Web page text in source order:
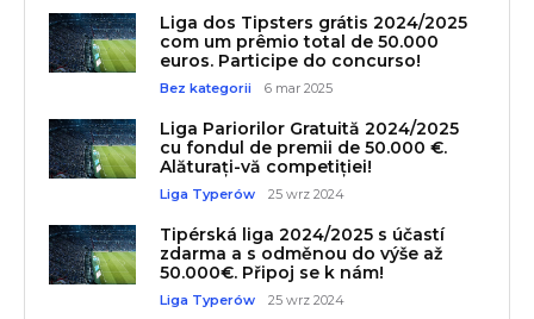
Liga dos Tipsters grátis 2024/2025
com um prêmio total de 50.000
euros. Participe do concurso!
Bez kategorii 6 mar 2025
Liga Pariorilor Gratuită 2024/2025
cu fondul de premii de 50.000 €.
Alăturați-vă competiției!
Liga Typerów 25 wrz 2024
Tipérská liga 2024/2025 s účastí
zdarma a s odměnou do výše až
50.000€. Připoj se k nám!
Liga Typerów 25 wrz 2024